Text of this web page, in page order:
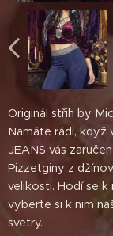
Originál střih by
Namáte rádi, když
JEANS vás
Pizzetginy z
velikosti. Hodí se k
vyberte si k nim
svetry.